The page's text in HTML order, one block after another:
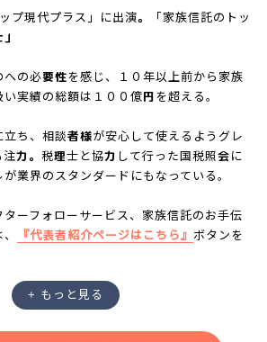
プ現代プラス」に出演。「家族信託のトッ
の必要性を感じ、１０年以上前から家族
実績の総額は１００億円を超える。
ち、相談者様が安心して使えるようグレ
力。税理士と協力して行った国税照会に
業界のスタンダードにもなっている。
ーフォローサービス、家族信託のお手伝
『代表者紹介ページはこちら』 ボタンを